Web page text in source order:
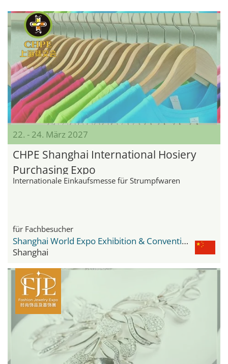
22. - 24. März 2027
CHPE Shanghai International Hosiery
Purchasing Expo
Internationale Einkaufsmesse für Strumpfwaren
für Fachbesucher
Shanghai World Expo Exhibition & Convention Center
Shanghai